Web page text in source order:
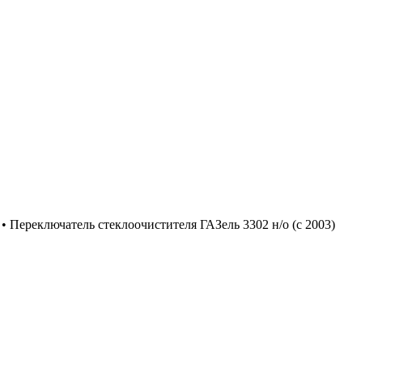
• Переключатель стеклоочистителя ГАЗель 3302 н/о (с 2003)